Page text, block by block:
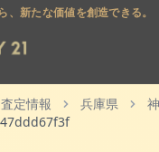
、新たな価値を創造できる。
定情報 兵庫県